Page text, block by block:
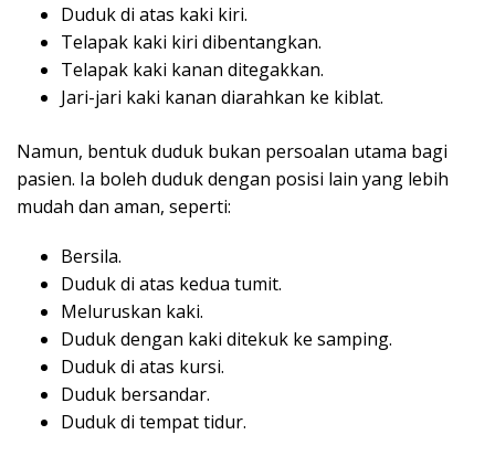
Duduk di atas kaki kiri.
Telapak kaki kiri dibentangkan.
Telapak kaki kanan ditegakkan.
Jari-jari kaki kanan diarahkan ke kiblat.
Namun, bentuk duduk bukan persoalan utama bagi
pasien. Ia boleh duduk dengan posisi lain yang lebih
mudah dan aman, seperti:
Bersila.
Duduk di atas kedua tumit.
Meluruskan kaki.
Duduk dengan kaki ditekuk ke samping.
Duduk di atas kursi.
Duduk bersandar.
Duduk di tempat tidur.